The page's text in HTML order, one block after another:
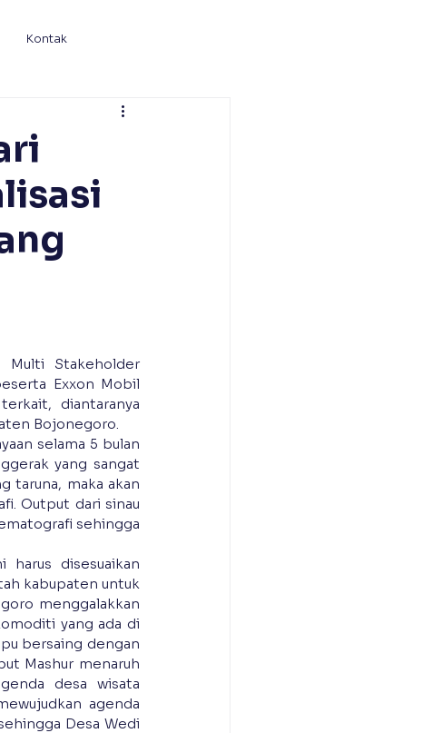
Kontak
Multi Stakeholder
Exxon Mobil
diantaranya
Bojonegoro.
selama 5 bulan
yang sangat
taruna, maka akan
Output dari sinau
sehingga
harus disesuaikan
kabupaten untuk
menggalakkan
yang ada di
bersaing dengan
Mashur menaruh
desa wisata
agenda
Desa Wedi